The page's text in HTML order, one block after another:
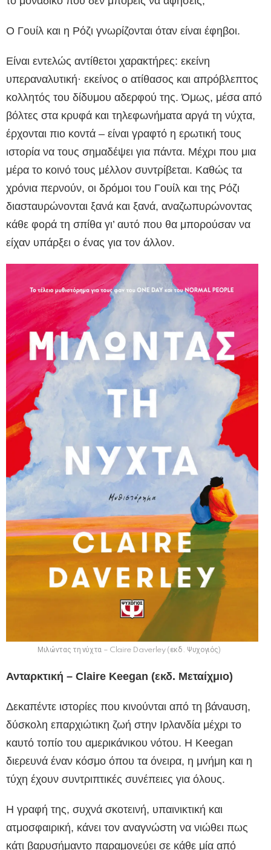
Ο Γουίλ και η Ρόζι γνωρίζονται όταν είναι έφηβοι.
Είναι εντελώς αντίθετοι χαρακτήρες: εκείνη
υπεραναλυτική· εκείνος ο ατίθασος και απρόβλεπτος
κολλητός του δίδυμου αδερφού της. Όμως, μέσα από
βόλτες στα κρυφά και τηλεφωνήματα αργά τη νύχτα,
έρχονται πιο κοντά – είναι γραφτό η ερωτική τους
ιστορία να τους σημαδέψει για πάντα. Μέχρι που μια
μέρα το κοινό τους μέλλον συντρίβεται. Καθώς τα
χρόνια περνούν, οι δρόμοι του Γουίλ και της Ρόζι
διασταυρώνονται ξανά και ξανά, αναζωπυρώνοντας
κάθε φορά τη σπίθα γι’ αυτό που θα μπορούσαν να
είχαν υπάρξει ο ένας για τον άλλον.
Μιλώντας τη νύχτα – Claire Daverley (εκδ. Ψυχογιός)
Ανταρκτική – Claire Keegan (εκδ. Μεταίχμιο)
Δεκαπέντε ιστορίες που κινούνται από τη βάναυση,
δύσκολη επαρχιώτικη ζωή στην Ιρλανδία μέχρι το
καυτό τοπίο του αμερικάνικου νότου. Η Keegan
διερευνά έναν κόσμο όπου τα όνειρα, η μνήμη και η
τύχη έχουν συντριπτικές συνέπειες για όλους.
Η γραφή της, συχνά σκοτεινή, υπαινικτική και
ατμοσφαιρική, κάνει τον αναγνώστη να νιώθει πως
κάτι βαρυσήμαντο παραμονεύει σε κάθε μία από